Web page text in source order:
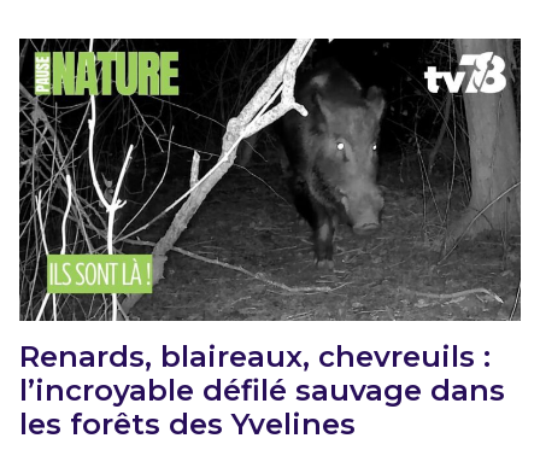
Renards, blaireaux, chevreuils :
l’incroyable défilé sauvage dans
les forêts des Yvelines